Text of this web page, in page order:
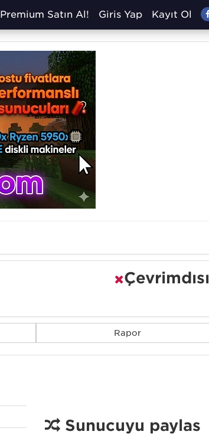
Premium Satın Al! Giriş Yap Kayıt Ol
Çevrimdışı
Rapor
Sunucuyu paylaş